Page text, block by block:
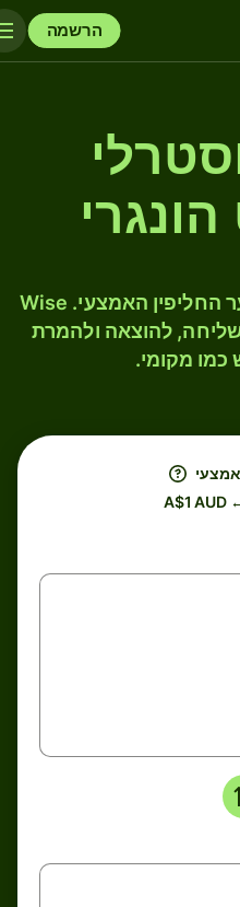
הרשמה
המירו AUD ל- HUF לפי שער החליפין האמצעי. Wise
להוצאה ולהמרת
מקומי.
A$1